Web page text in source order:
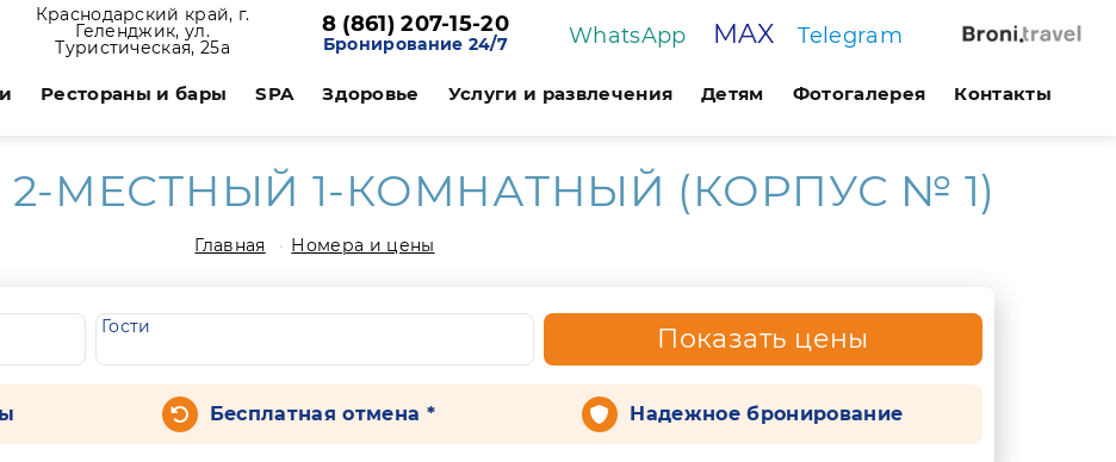
Краснодарский край, г.
Геленджик, ул.
Туристическая, 25а
8 (861) 207-15-20
Бронирование 24/7 WhatsApp MAX Telegram
Рестораны и бары SPA Здоровье Услуги и развлечения Детям Фотогалерея Контакты
МЕСТНЫЙ 1-КОМНАТНЫЙ (КОРПУС № 1)
Главная Номера и цены
Гости Показать цены
Бесплатная отмена * Надежное бронирование